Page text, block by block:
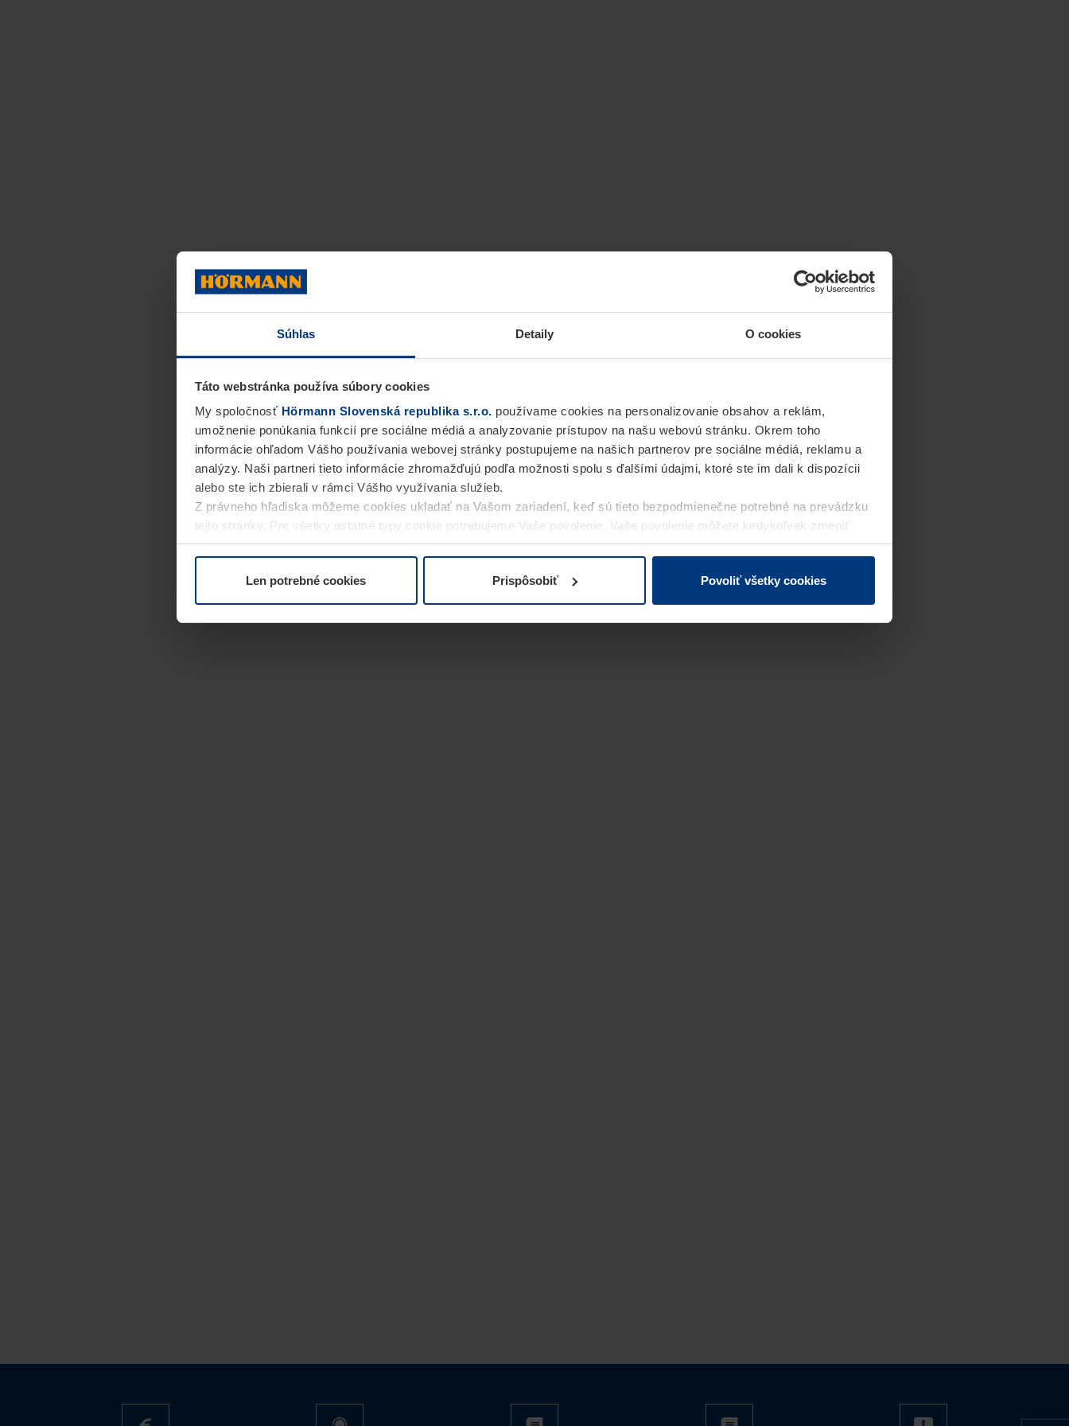
Súhlas Detaily O cookies
Táto webstránka používa súbory cookies
My spoločnosť Hörmann Slovenská republika s.r.o. používame cookies na personalizovanie obsahov a reklám,
umožnenie ponúkania funkcií pre sociálne médiá a analyzovanie prístupov na našu webovú stránku. Okrem toho
informácie ohľadom Vášho používania webovej stránky postupujeme na našich partnerov pre sociálne médiá, reklamu a
analýzy. Naši partneri tieto informácie zhromažďujú podľa možnosti spolu s ďalšími údajmi, ktoré ste im dali k dispozícii
alebo ste ich zbierali v rámci Vášho využívania služieb.
Z právneho hľadiska môžeme cookies ukladať na Vašom zariadení, keď sú tieto bezpodmienečne potrebné na prevádzku
tejto stránky. Pre všetky ostatné typy cookie potrebujeme Vaše povolenie. Vaše povolenie môžete kedykoľvek zmeniť
alebo odvolať vo vysvetlení cookie na stránkeVyhlásenie o ochrane osobných údajovnašej webovej stránky.
Len potrebné cookies Prispôsobiť Povoliť všetky cookies